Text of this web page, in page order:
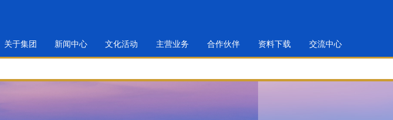
关于集团 新闻中心 文化活动 主营业务 合作伙伴 资料下载 交流中心